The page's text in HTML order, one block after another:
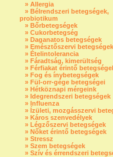
» Allergia
» Bélrendszeri betegségek,
probiotikum
» Bőrbetegségek
» Cukorbetegség
» Daganatos betegségek
» Emésztőszervi betegségek
» Ételintolerancia
» Fáradtság, kimerültség
» Férfiakat érintő
» Fog és ínybetegségek
» Fül-orr-gége betegségei
» Hétköznapi mérgeink
» Idegrendszeri betegségek
» Influenza
» Ízületi, mozgásszervi
» Káros szenvedélyek
» Légzőszervi betegségek
» Nőket érintő betegségek
» Stressz
» Szem betegségek
» Szív és érrendszeri